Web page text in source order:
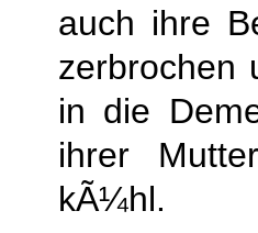
auch ihre
zerbrochen
in die
ihrer
kÃ¼hl.